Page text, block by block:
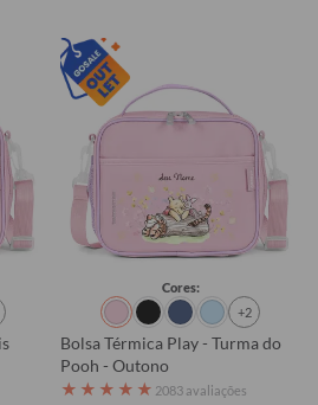
Cores:
+2
Bolsa Térmica Play - Turma do
Pooh - Outono
★ ★ ★ ★ ★ 2083 avaliações